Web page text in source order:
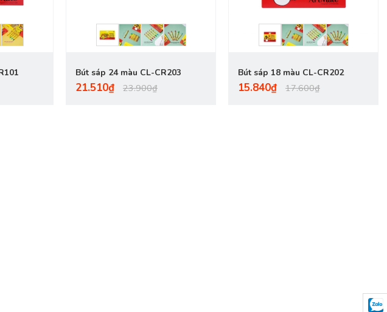
Bút sáp 24 màu CL-CR203
21.510₫ 23.900₫
Bút sáp 18 màu CL-CR202
15.840₫ 17.600₫